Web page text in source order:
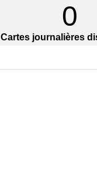
0
Cartes journalières